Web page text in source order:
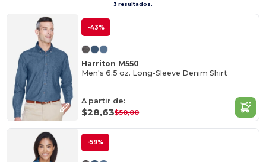
3 resultados.
-43%
Harriton M550
Men's 6.5 oz. Long-Sleeve Denim Shirt
A partir de:
$28,63$50,00
-59%